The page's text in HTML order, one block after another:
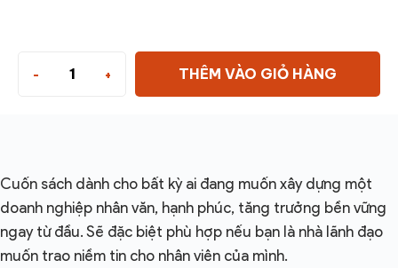
- + THÊM VÀO GIỎ HÀNG
Cuốn sách dành cho bất kỳ ai đang muốn xây dựng một
doanh nghiệp nhân văn, hạnh phúc, tăng trưởng bền vững
ngay từ đầu. Sẽ đặc biệt phù hợp nếu bạn là nhà lãnh đạo
muốn trao niềm tin cho nhân viên của mình.